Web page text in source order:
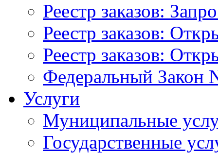
Реестр заказов:
Реестр заказов:
Реестр заказов:
Федеральный Закон
Услуги
Муниципальные
Государственные